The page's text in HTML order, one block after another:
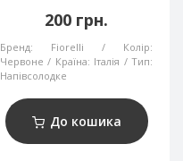
200 грн.
Бренд: Fiorelli
Колір:
Червоне
Країна: Італія
Тип:
Напівсолодке
До кошика